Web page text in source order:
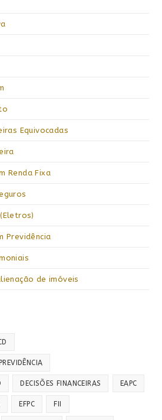
Equivocadas
Renda Fixa
Previdência
de imóveis
DECISÕES FINANCEIRAS EAPC
EFPC FII